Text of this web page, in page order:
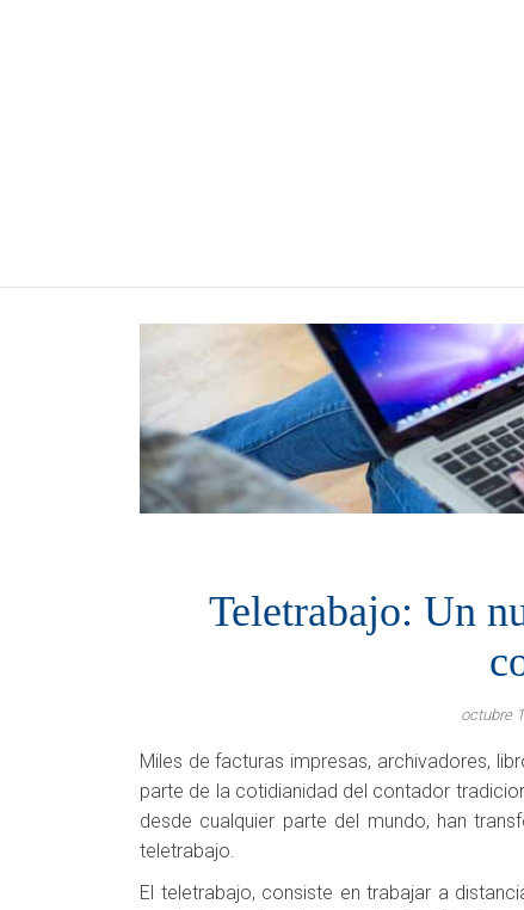
Teletrabajo: Un
octubre
Miles de facturas impresas, archivadores,
parte de la cotidianidad del contador
desde cualquier parte del mundo, han
teletrabajo.
El teletrabajo, consiste en trabajar a